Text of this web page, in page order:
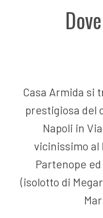
Casa Armida si
prestigiosa del
Napoli in
vicinissimo al
Partenope ed
(isolotto di